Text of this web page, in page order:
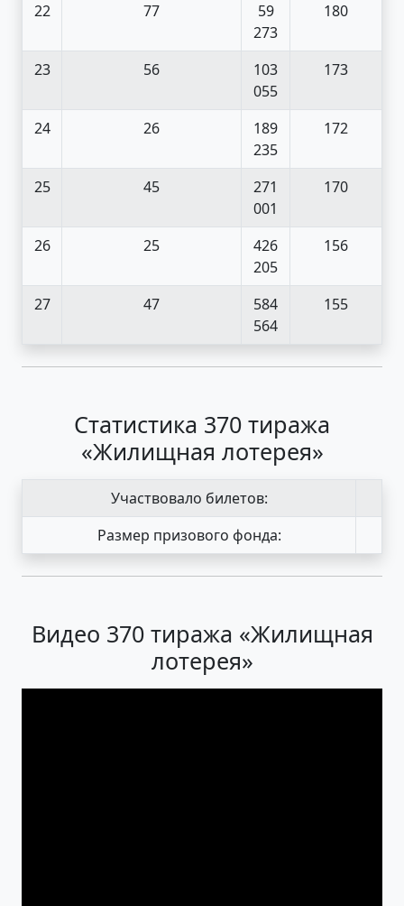
22 77
59
273
180
23 56
103
055
173
24 26
189
235
172
25 45
271
001
170
26 25
426
205
156
27 47
584
564
155
Статистика 370 тиража
«Жилищная лотерея»
Участвовало билетов:
Размер призового фонда:
Видео 370 тиража «Жилищная
лотерея»